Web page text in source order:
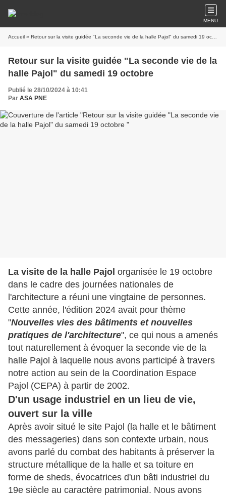
MENU
Accueil » Retour sur la visite guidée "La seconde vie de la halle Pajol" du samedi 19 octobre
Retour sur la visite guidée "La seconde vie de la
halle Pajol" du samedi 19 octobre
Publié le 28/10/2024 à 10:41
Par ASA PNE
La visite de la halle Pajol organisée le 19 octobre
dans le cadre des journées nationales de
l'architecture a réuni une vingtaine de personnes.
Cette année, l'édition 2024 avait pour thème
"Nouvelles vies des bâtiments et nouvelles
pratiques de l'architecture", ce qui nous a amenés
tout naturellement à évoquer la seconde vie de la
halle Pajol à laquelle nous avons participé à travers
notre action au sein de la Coordination Espace
Pajol (CEPA) à partir de 2002.
D'un usage industriel en un lieu de vie,
ouvert sur la ville
Après avoir situé le site Pajol (la halle et le bâtiment
des messageries) dans son contexte urbain, nous
avons parlé du combat des habitants à préserver la
structure métallique de la halle et sa toiture en
forme de sheds, évocatrices d'un bâti industriel du
19e siècle au caractère patrimonial. Nous avons